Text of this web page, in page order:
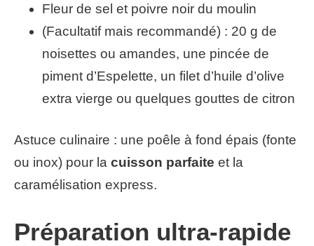
Fleur de sel et poivre noir du moulin
(Facultatif mais recommandé) : 20 g de
noisettes ou amandes, une pincée de
piment d’Espelette, un filet d’huile d’olive
extra vierge ou quelques gouttes de citron
Astuce culinaire : une poêle à fond épais (fonte
ou inox) pour la cuisson parfaite et la
caramélisation express.
Préparation ultra-rapide